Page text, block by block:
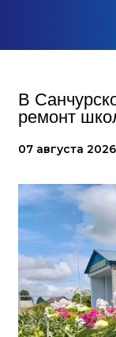
В
ремонт
07 августа